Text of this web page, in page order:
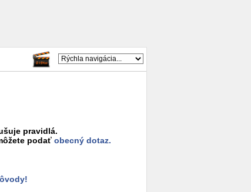
pravidlá.
podať obecný dotaz.